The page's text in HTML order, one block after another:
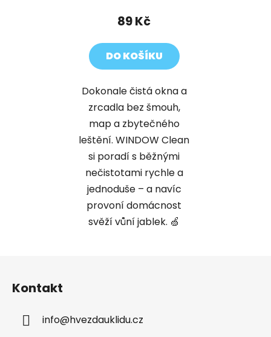
89 Kč
DO KOŠÍKU
Dokonale čistá okna a
zrcadla bez šmouh,
map a zbytečného
leštění. WINDOW Clean
si poradí s běžnými
nečistotami rychle a
jednoduše – a navíc
provoní domácnost
svěží vůní jablek. 🍏
Kontakt
info@hvezdauklidu.cz